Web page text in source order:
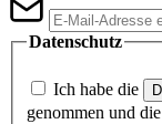
Datenschutz
Ich habe die
genommen und die